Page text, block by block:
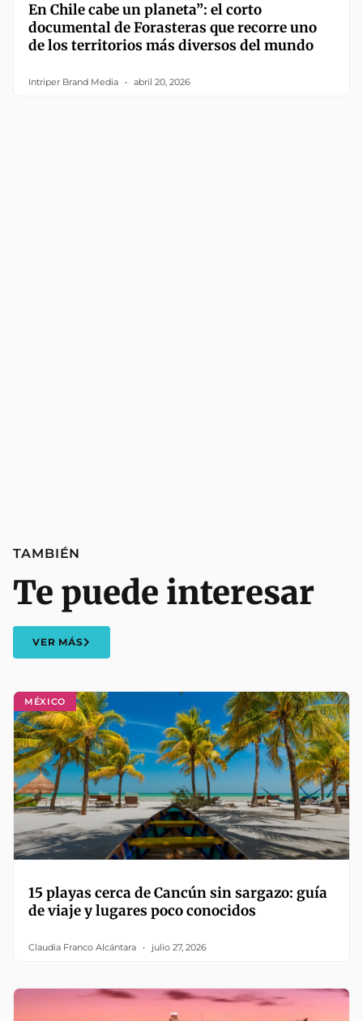
En Chile cabe un planeta”: el corto
documental de Forasteras que recorre uno
de los territorios más diversos del mundo
Intriper Brand Media abril 20, 2026
MÉXICO
15 playas cerca de Cancún sin sargazo: guía
de viaje y lugares poco conocidos
Claudia Franco Alcántara julio 27, 2026
TAMBIÉN
Te puede interesar
VER MÁS